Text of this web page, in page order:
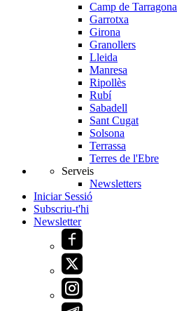
Camp de Tarragona
Garrotxa
Girona
Granollers
Lleida
Manresa
Ripollès
Rubí
Sabadell
Sant Cugat
Solsona
Terrassa
Terres de l'Ebre
Serveis
Newsletters
Iniciar Sessió
Subscriu-t'hi
Newsletter